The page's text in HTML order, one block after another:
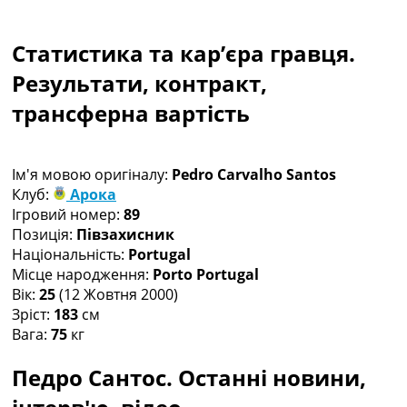
Чемпіонат Світу
Україна. Прем’єр-Ліга
Україна. Перша Ліга
Ліга Чемпіонів
Ще Турніри >>>
Таблиці
Чемпіонат Світу. Турнирні таблиці
Таблиця УПЛ
Перша Ліга
Таблиця АПЛ
Таблиця Ла Ліги
Таблиця Ліги Чемпіонів
Всі таблиці >>>
Рейтинг країн УЄФА
Рейтинг клубів УЄФА
Статистика та кар’єра гравця.
Результати, контракт,
трансферна вартість
Ім'я мовою оригіналу: Pedro Carvalho Santos
Клуб:
Арока
Ігровий номер: 89
Позиція: Півзахисник
Національність: Portugal
Місце народження: Porto Portugal
Вік: 25(12 Жовтня 2000)
Зріст: 183 см
Вага: 75 кг
Педро Сантос. Останні новини,